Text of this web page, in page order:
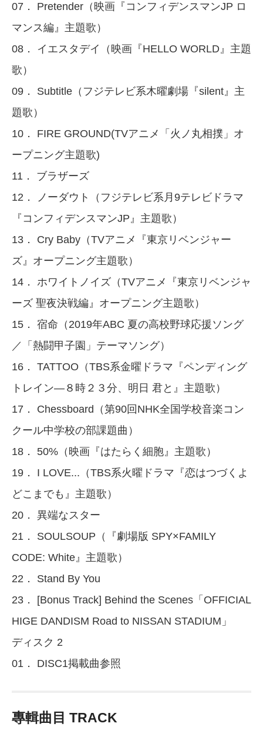
07． Pretender（映画『コンフィデンスマンJP ロ
マンス編』主題歌）
08． イエスタデイ（映画『HELLO WORLD』主題
歌）
09． Subtitle（フジテレビ系木曜劇場『silent』主
題歌）
10． FIRE GROUND(TVアニメ「火ノ丸相撲」オ
ープニング主題歌)
11． ブラザーズ
12． ノーダウト（フジテレビ系月9テレビドラマ
『コンフィデンスマンJP』主題歌）
13． Cry Baby（TVアニメ『東京リベンジャー
ズ』オープニング主題歌）
14． ホワイトノイズ（TVアニメ『東京リベンジャ
ーズ 聖夜決戦編』オープニング主題歌）
15． 宿命（2019年ABC 夏の高校野球応援ソング
／「熱闘甲子園」テーマソング）
16． TATTOO（TBS系金曜ドラマ『ペンディング
トレイン―８時２３分、明日 君と』主題歌）
17． Chessboard（第90回NHK全国学校音楽コン
クール中学校の部課題曲）
18． 50%（映画『はたらく細胞』主題歌）
19． I LOVE...（TBS系火曜ドラマ『恋はつづくよ
どこまでも』主題歌）
20． 異端なスター
21． SOULSOUP（『劇場版 SPY×FAMILY
CODE: White』主題歌）
22． Stand By You
23． [Bonus Track] Behind the Scenes「OFFICIAL
HIGE DANDISM Road to NISSAN STADIUM」
ディスク 2
01． DISC1掲載曲参照
專輯曲目 TRACK